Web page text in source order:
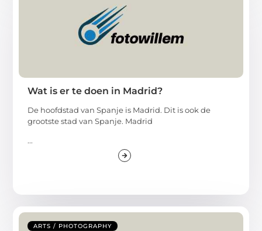
Wat is er te doen in Madrid?
De hoofdstad van Spanje is Madrid. Dit is ook de
grootste stad van Spanje. Madrid
...
ARTS / PHOTOGRAPHY